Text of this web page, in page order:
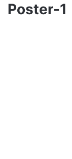
Poster-1